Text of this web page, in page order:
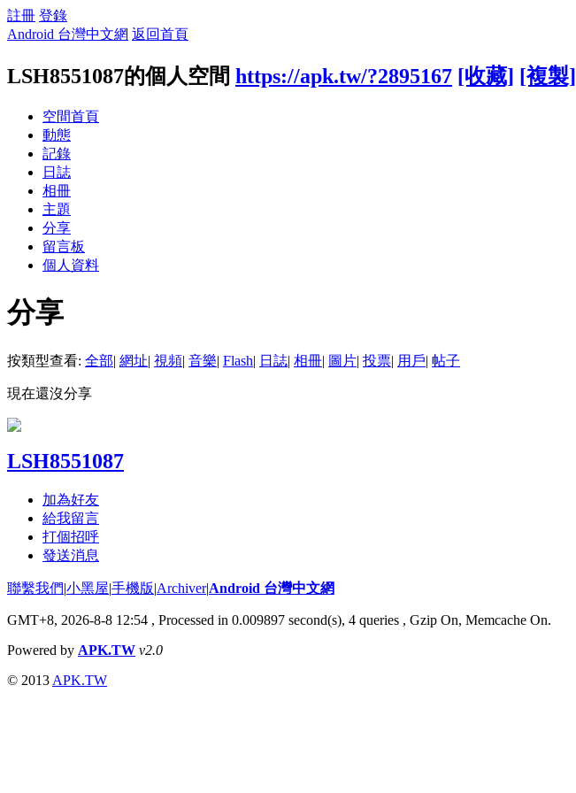
註冊 登錄
Android 台灣中文網 返回首頁
LSH8551087的個人空間 https://apk.tw/?2895167 [收藏] [複製]
空間首頁
動態
記錄
日誌
相冊
主題
分享
留言板
個人資料
分享
按類型查看: 全部| 網址| 視頻| 音樂| Flash| 日誌| 相冊| 圖片| 投票| 用戶| 帖子
現在還沒分享
LSH8551087
加為好友
給我留言
打個招呼
發送消息
聯繫我們|小黑屋|手機版|Archiver|Android 台灣中文網
GMT+8, 2026-8-8 12:54 , Processed in 0.009897 second(s), 4 queries , Gzip On, Memcache On.
Powered by APK.TW v2.0
© 2013 APK.TW